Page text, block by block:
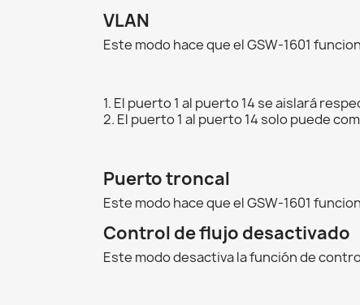
VLAN
Este modo hace que el GSW-1601
1. El puerto 1 al puerto 14 se aislará
2. El puerto 1 al puerto 14 solo puede
Puerto troncal
Este modo hace que el GSW-1601
Control de flujo desactivado
Este modo desactiva la función de